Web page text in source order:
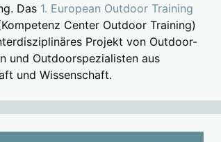
Das 1. European Outdoor Training
Center Outdoor Training)
Projekt von Outdoor-
und Outdoorspezialisten aus
und Wissenschaft.